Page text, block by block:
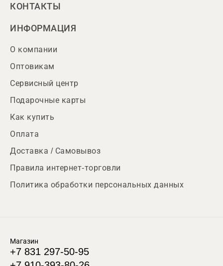
КОНТАКТЫ
ИНФОРМАЦИЯ
О компании
Оптовикам
Сервисный центр
Подарочные карты
Как купить
Оплата
Доставка / Самовывоз
Правила интернет-торговли
Политика обработки персональных данных
Магазин
+7 831 297-50-95